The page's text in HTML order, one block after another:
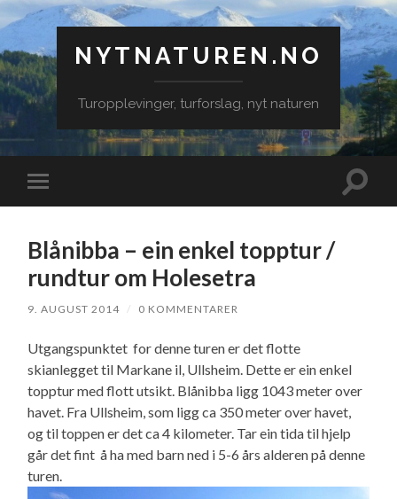
NYTNATUREN.NO
Turopplevinger, turforslag, nyt naturen
Veksle
mobilmeny
Veksle
Blånibba – ein enkel topptur /
rundtur om Holesetra
9. AUGUST 2014 / 0 KOMMENTARER
Utgangspunktet for denne turen er det flotte
skianlegget til Markane il, Ullsheim. Dette er ein enkel
topptur med flott utsikt. Blånibba ligg 1043 meter over
havet. Fra Ullsheim, som ligg ca 350 meter over havet,
og til toppen er det ca 4 kilometer. Tar ein tida til hjelp
går det fint å ha med barn ned i 5-6 års alderen på denne
turen.